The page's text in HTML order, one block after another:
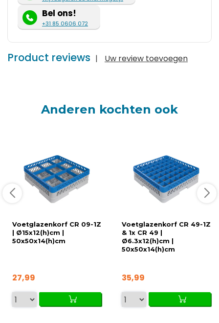
Bel ons!
+31 85 0606 072
Product reviews | Uw review toevoegen
Anderen kochten ook
Voetglazenkorf CR 09-1Z
| Ø15x12(h)cm |
50x50x14(h)cm
27,99
Voetglazenkorf CR 49-1Z
& 1x CR 49 |
Ø6.3x12(h)cm |
50x50x14(h)cm
35,99